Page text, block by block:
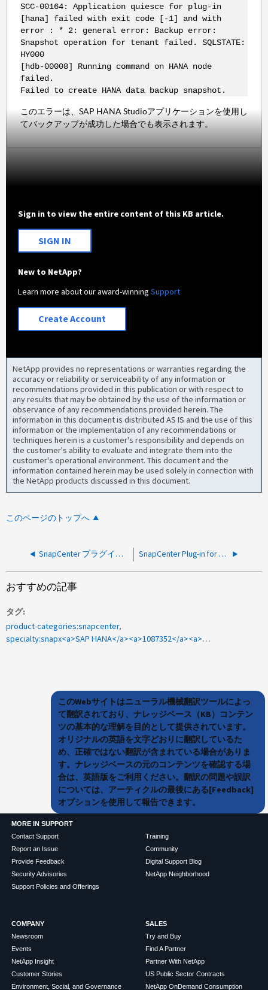
SCC-00164: Application quiesce for plug-in
[hana] failed with exit code [-1] and with
error : * 2: general error: Backup error:
Snapshot operation for tenant failed. SQLSTATE:
HY000
[hdb-00008] Running command on HANA node
failed.
Failed to create HANA data backup snapshot.
このエラーは、SAP HANA Studioアプリケーションを使用し
てバックアップが成功した場合でも表示されます。
Sign in to view the entire content of this KB article.
SIGN IN
New to NetApp?
Learn more about our award-winningSupport
Create Account
NetApp provides no representations or warranties regarding the
accuracy or reliability or serviceability of any information or
recommendations provided in this publication or with respect to
any results that may be obtained by the use of the information or
observance of any recommendations provided herein. The
information in this document is distributed AS IS and the use of this
information or the implementation of any recommendations or
techniques herein is a customer's responsibility and depends on
the customer's ability to evaluate and integrate them into the
customer's operational environment. This document and the
information contained herein may be used solely in connection with
the NetApp products discussed in this document.
このページのトップへ
SnapCenter プラグインを起動できません。「 Cannot start service SCWPluginService on computer 」 ( コンピュータでサービス SCWPluginService を開始できません ) というエラーが表示される SnapCenter Plug-in for HANA のバックアップが失敗し、エラー SCC-00164 ：ユーザにパスワードの変更が強制されます
おすすめの記事
タグ
product-categories:snapcenter
specialty:snapx<a>SAP HANA</a><a>1087352</a><a>SnapCenter Plug-In</a><a>SAP HANA 2.0 SP03 REV 33 REV 36 データベース</a>
このWebサイトはニューラル機械翻訳ツールによっ
て翻訳されており、ナレッジベース（KB）コンテン
ツの基本的な理解を目的として提供されています。
オリジナルの英語を文字どおりに翻訳しているた
め、正確ではない翻訳が含まれている場合がありま
す。ナレッジベースの元のコンテンツを確認する場
合は、英語版をご利用ください。翻訳の問題や誤訳
については、アーティクルの最後にある[Feedback]
オプションを使用して報告できます。
MORE IN SUPPORT
Contact Support
Report an Issue
Provide Feedback
Security Advisories
Support Policies and Offerings
Training
Community
Digital Support Blog
NetApp Neighborhood
COMPANY
Newsroom
Events
NetApp Insight
Customer Stories
Environment, Social, and Governance
SALES
Try and Buy
Find A Partner
Partner With NetApp
US Public Sector Contracts
NetApp OnDemand Consumption